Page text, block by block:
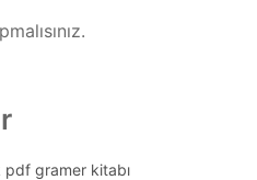
pdf gramer kitabı